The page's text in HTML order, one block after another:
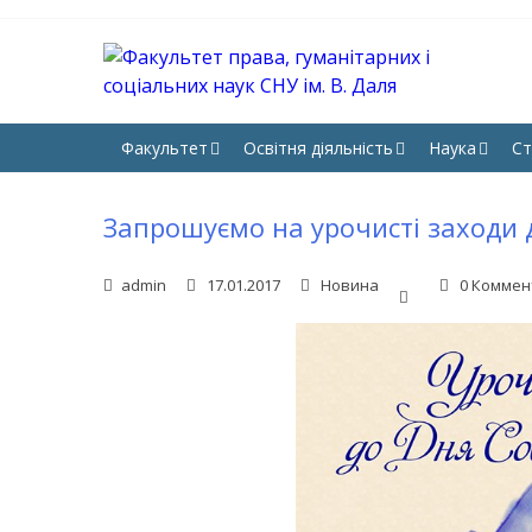
Факультет Освітня діяльність Наука
Запрошуємо на урочисті заходи
admin 17.01.2017 Новина 0